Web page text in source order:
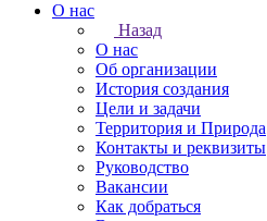
О нас
Назад
О нас
Об организации
История создания
Цели и задачи
Территория и Природа
Контакты и реквизиты
Руководство
Вакансии
Как добраться